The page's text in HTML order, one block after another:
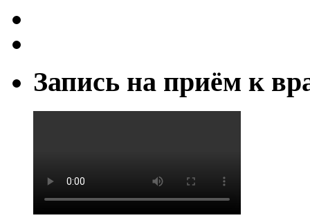
Запись на приём к